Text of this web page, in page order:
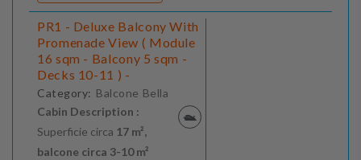
PR1 - Deluxe Balcony With
Promenade View ( Module
16 sqm - Balcony 5 sqm -
Decks 10-11 ) -
Category: Balcone Bella
Cabin Description :
Superficie circa 17 m²,
balcone circa 3-10 m²